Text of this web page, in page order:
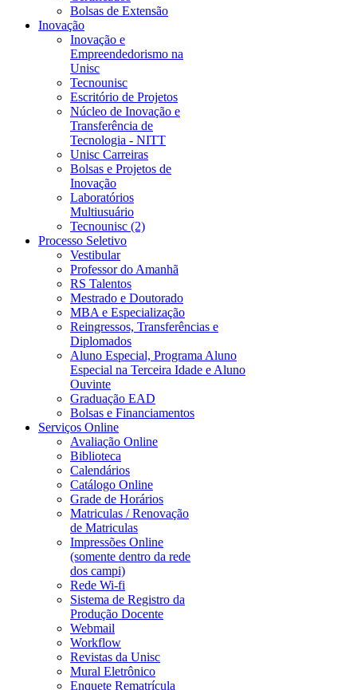
Bolsas de Extensão
Inovação
Inovação e
Empreendedorismo na
Unisc
Tecnounisc
Escritório de Projetos
Núcleo de Inovação e
Transferência de
Tecnologia - NITT
Unisc Carreiras
Bolsas e Projetos de
Inovação
Laboratórios
Multiusuário
Tecnounisc (2)
Processo Seletivo
Vestibular
Professor do Amanhã
RS Talentos
Mestrado e Doutorado
MBA e Especialização
Reingressos, Transferências e
Diplomados
Aluno Especial, Programa Aluno
Especial na Terceira Idade e Aluno
Ouvinte
Graduação EAD
Bolsas e Financiamentos
Serviços Online
Avaliação Online
Biblioteca
Calendários
Catálogo Online
Grade de Horários
Matriculas / Renovação
de Matriculas
Impressões Online
(somente dentro da rede
dos campi)
Rede Wi-fi
Sistema de Registro da
Produção Docente
Webmail
Workflow
Revistas da Unisc
Mural Eletrônico
Enquete Rematrícula